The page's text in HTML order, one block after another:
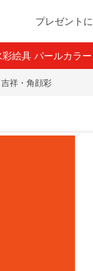
プレゼント
彩絵具 パールカラ
祥・角顔彩